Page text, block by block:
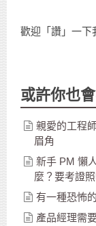
歡迎「讚」一下
或許你也
親愛的工程
眉角
新手 PM 懶
麼？要考證
有一種恐怖
產品經理需